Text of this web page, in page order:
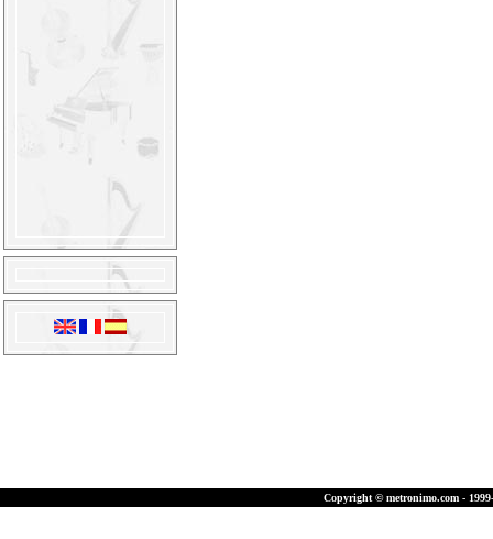
Copyright © metronimo.com -